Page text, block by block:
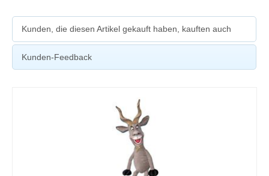
Kunden, die diesen Artikel gekauft haben, kauften auch
Kunden-Feedback